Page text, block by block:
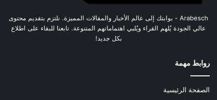
Arabesch - بوابتك إلى عالم الأخبار والمقالات المميزة. نلتزم بتقديم محتوى
عالي الجودة يُلهم القراء ويُلبي اهتماماتهم المتنوعة. تابعنا للبقاء على اطلاع
بكل جديد!
روابط مهمة
الصفحة الرئيسية